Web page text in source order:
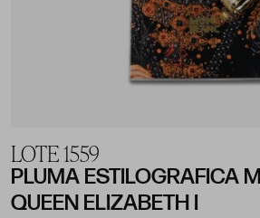
LOTE 1559
PLUMA ESTILOGRAFICA
QUEEN ELIZABETH I